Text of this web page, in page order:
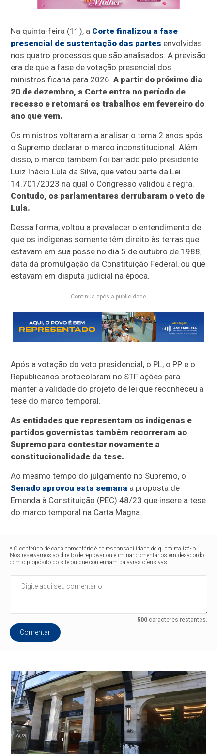
Na quinta-feira (11), a Corte finalizou a fase
presencial de sustentação das partes envolvidas
nos quatro processos que são analisados. A previsão
era de que a fase de votação presencial dos
ministros ficaria para 2026.A partir do próximo dia
20 de dezembro, a Corte entra no período de
recesso e retomará os trabalhos em fevereiro do
ano que vem.
Os ministros voltaram a analisar o tema 2 anos após
o Supremo declarar o marco inconstitucional. Além
disso, o marco também foi barrado pelo presidente
Luiz Inácio Lula da Silva, que vetou parte da Lei
14.701/2023 na qual o Congresso validou a regra.
Contudo, os parlamentares derrubaram o veto de
Lula.
Dessa forma, voltou a prevalecer o entendimento de
que os indígenas somente têm direito às terras que
estavam em sua posse no dia 5 de outubro de 1988,
data da promulgação da Constituição Federal, ou que
estavam em disputa judicial na época.
Continua após a publicidade
Após a votação do veto presidencial, o PL, o PP e o
Republicanos protocolaram no STF ações para
manter a validade do projeto de lei que reconheceu a
tese do marco temporal.
As entidades que representam os indígenas e
partidos governistas também recorreram ao
Supremo para contestar novamente a
constitucionalidade da tese.
Ao mesmo tempo do julgamento no Supremo, o
Senado aprovou esta semana a proposta de
Emenda à Constituição (PEC) 48/23 que insere a tese
do marco temporal na Carta Magna.
* O conteúdo de cada comentário é de responsabilidade de quem realizá-lo.
Nos reservamos ao direito de reprovar ou eliminar comentários em desacordo
com o propósito do site ou que contenham palavras ofensivas.
500caracteres restantes.
Comentar